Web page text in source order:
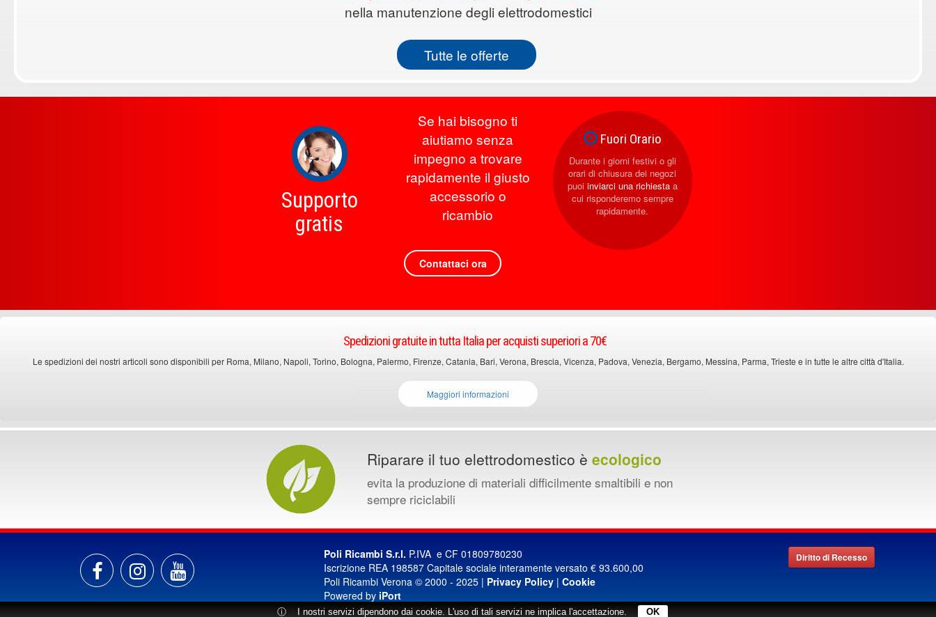
nella manutenzione degli elettrodomestici
Tutte le offerte
Supporto
gratis
Se hai bisogno ti
aiutiamo senza
impegno a trovare
rapidamente il giusto
accessorio o
ricambio
Contattaci ora
Fuori Orario
Durante i giorni festivi o gli
orari di chiusura dei negozi
puoi inviarci una richiestaa
cui risponderemo sempre
rapidamente.
Spedizioni gratuite in tutta Italia per acquisti superiori a 70€
Le spedizioni dei nostri articoli sono disponibili per Roma, Milano, Napoli, Torino, Bologna, Palermo, Firenze, Catania, Bari, Verona, Brescia, Vicenza, Padova, Venezia, Bergamo, Messina, Parma, Trieste e in tutte le altre città d'Italia.
Maggiori informazioni
Riparare il tuo elettrodomestico è ecologico
evita la produzione di materiali difficilmente smaltibili e non
sempre riciclabili
Poli Ricambi S.r.l. P.IVA e CF 01809780230
Iscrizione REA 198587 Capitale sociale interamente versato € 93.600,00
Poli Ricambi Verona © 2000 - 2025 | Privacy Policy| Cookie
Powered by iPort
Diritto di Recesso
ⓘ I nostri servizi dipendono dai cookie. L'uso di tali servizi ne implica l'accettazione. OK